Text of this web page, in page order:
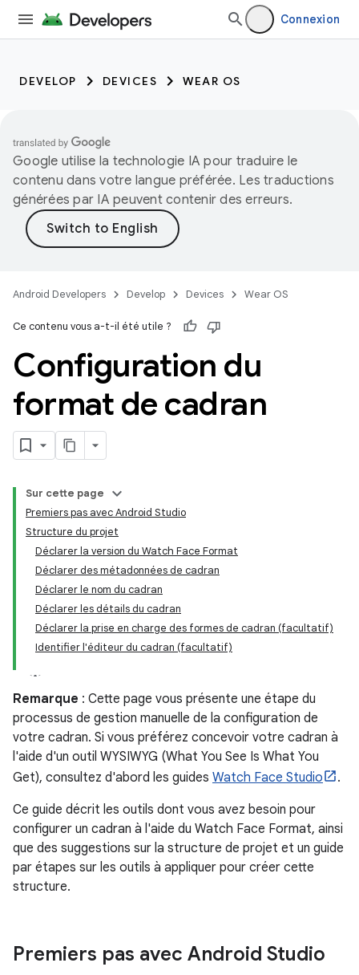
Connexion
DEVELOP DEVICES WEAR OS
Google utilise la technologie IA pour traduire le
contenu dans votre langue préférée. Les traductions
générées par IA peuvent contenir des erreurs.
Android Developers Develop Devices Wear OS
Ce contenu vous a-t-il été utile ?
Configuration du
format de cadran
Sur cette page
Premiers pas avec Android Studio
Structure du projet
Déclarer la version du Watch Face Format
Déclarer des métadonnées de cadran
Déclarer le nom du cadran
Déclarer les détails du cadran
Déclarer la prise en charge des formes de cadran (facultatif)
Identifier l'éditeur du cadran (facultatif)
Remarque : Cette page vous présente une étape du
processus de gestion manuelle de la configuration de
votre cadran. Si vous préférez concevoir votre cadran à
l'aide d'un outil WYSIWYG (What You See Is What You
Get), consultez d'abord les guides Watch Face Studio
.
Ce guide décrit les outils dont vous avez besoin pour
configurer un cadran à l'aide du Watch Face Format, ainsi
que des suggestions sur la structure de projet et un guide
par étapes sur les outils à appliquer pour créer cette
structure.
Premiers pas avec Android Studio